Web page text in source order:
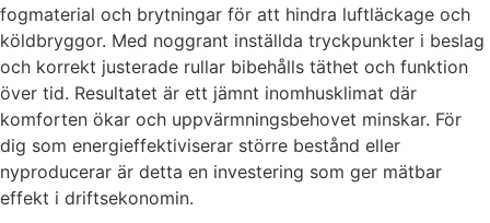
fogmaterial och brytningar för att hindra luftläckage och
köldbryggor. Med noggrant inställda tryckpunkter i beslag
och korrekt justerade rullar bibehålls täthet och funktion
över tid. Resultatet är ett jämnt inomhusklimat där
komforten ökar och uppvärmningsbehovet minskar. För
dig som energieffektiviserar större bestånd eller
nyproducerar är detta en investering som ger mätbar
effekt i driftsekonomin.